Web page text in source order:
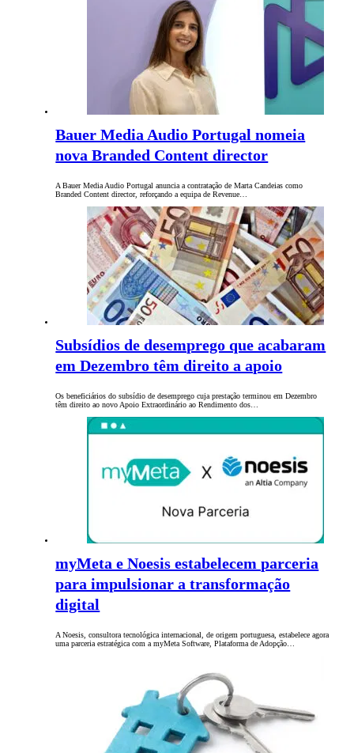
Bauer Media Audio Portugal nomeia
nova Branded Content director
A Bauer Media Audio Portugal anuncia a contratação de Marta Candeias como
Branded Content director, reforçando a equipa de Revenue…
Subsídios de desemprego que acabaram
em Dezembro têm direito a apoio
Os beneficiários do subsídio de desemprego cuja prestação terminou em Dezembro
têm direito ao novo Apoio Extraordinário ao Rendimento dos…
myMeta e Noesis estabelecem parceria
para impulsionar a transformação
digital
A Noesis, consultora tecnológica internacional, de origem portuguesa, estabelece agora
uma parceria estratégica com a myMeta Software, Plataforma de Adopção…